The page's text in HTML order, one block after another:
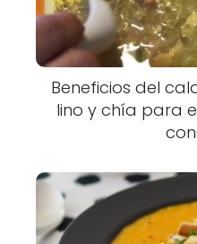
Beneficios del
lino y chía para